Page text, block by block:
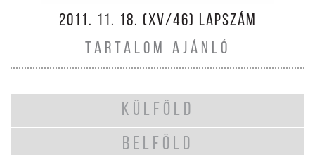
2011. 11. 18. (XV/46) LAPSZÁM
TARTALOM AJÁNLÓ
KÜLFÖLD
BELFÖLD